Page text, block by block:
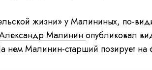
жизни» у Малининых, по-
Малининопубликовал
нем Малинин-старший позирует на